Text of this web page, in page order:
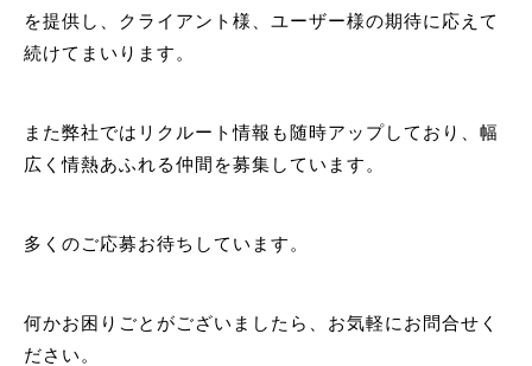
RECRUIT
を提供し、クライアント様、ユーザー様の期待に応えて
続けてまいります。
また弊社ではリクルート情報も随時アップしており、幅
広く情熱あふれる仲間を募集しています。
多くのご応募お待ちしています。
何かお困りごとがございましたら、お気軽にお問合せく
ださい。